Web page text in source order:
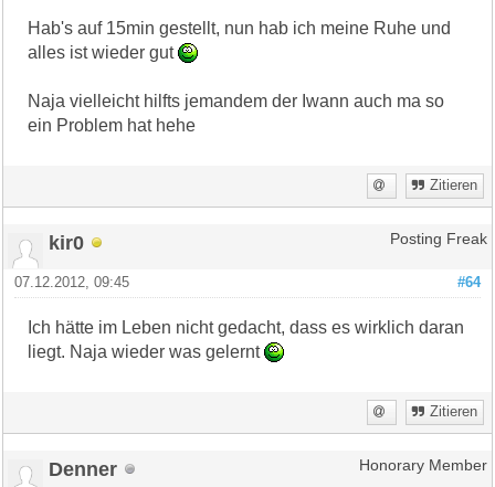
Hab's auf 15min gestellt, nun hab ich meine Ruhe und
alles ist wieder gut
Naja vielleicht hilfts jemandem der Iwann auch ma so
ein Problem hat hehe
Zitieren
kir0 Posting Freak
#64
07.12.2012, 09:45
Ich hätte im Leben nicht gedacht, dass es wirklich daran
liegt. Naja wieder was gelernt
Zitieren
Denner Honorary Member